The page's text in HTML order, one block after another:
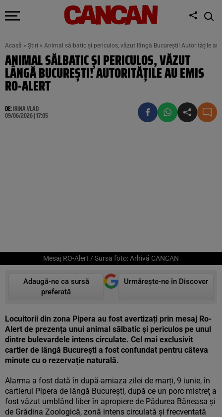
Acasă » Știri » Animal sălbatic și periculos, văzut lângă București! Autoritățile au
ANIMAL SĂLBATIC ȘI PERICULOS, VĂZUT
LÂNGĂ BUCUREȘTI! AUTORITĂȚILE AU EMIS
RO-ALERT
DE:IRINA VLAD
09/06/2026 | 17:05
Mesaj RO-Alert / Sursa foto: Arhivă CANCAN
Adaugă-ne ca sursă
preferată
Urmărește-ne în Discover
Locuitorii din zona Pipera au fost avertizați prin mesaj Ro-
Alert de prezența unui animal sălbatic și periculos pe unul
dintre bulevardele intens circulate. Cel mai exclusivit
cartier de lângă București a fost confundat pentru câteva
minute cu o rezervație naturală.
Alarma a fost dată în după-amiaza zilei de marți, 9 iunie, în
cartierul Pipera de lângă București, după ce un porc mistreț a
fost văzut umblând liber în apropiere de Pădurea Băneasa și
de Grădina Zoologică, zonă intens circulată și frecventată